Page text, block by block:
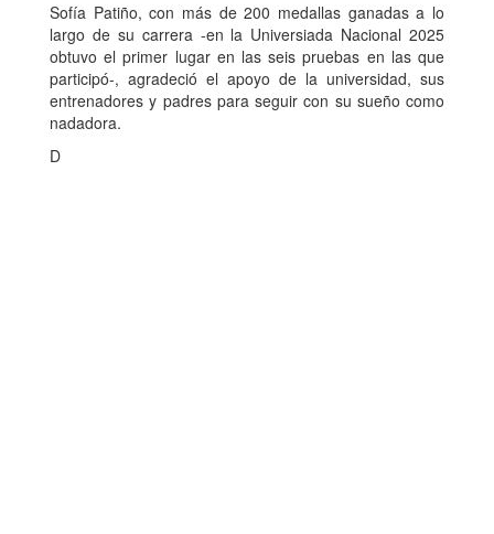
Sofía Patiño, con más de 200 medallas ganadas a lo
largo de su carrera -en la Universiada Nacional 2025
obtuvo el primer lugar en las seis pruebas en las que
participó-, agradeció el apoyo de la universidad, sus
entrenadores y padres para seguir con su sueño como
nadadora.
D